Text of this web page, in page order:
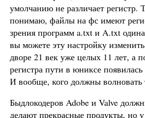
умолчанию не различает регистр.
понимаю, файлы на фс имеют
зрения программ a.txt и A.txt
вы можете эту настройку
дворе 21 век уже целых 11 лет, а
регистра пути в юниксе появилась
И вообще, кого должны волновать
Быдлокодеров Adobe и Valve
делают прекрасные продукты, но